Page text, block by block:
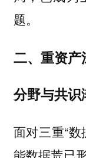
题。
二、重资产
分野与共识
面对三重“